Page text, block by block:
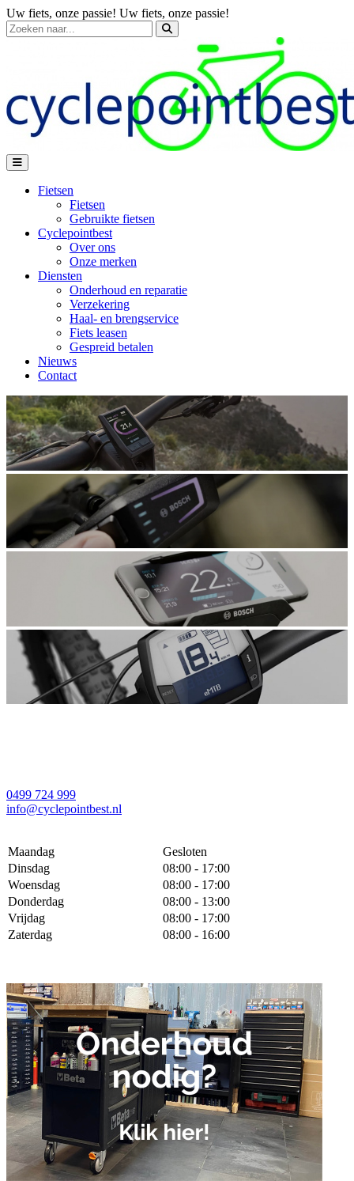
Uw fiets, onze passie! Uw fiets, onze passie!
Fietsen
Fietsen
Gebruikte fietsen
Cyclepointbest
Over ons
Onze merken
Diensten
Onderhoud en reparatie
Verzekering
Haal- en brengservice
Fiets leasen
Gespreid betalen
Nieuws
Contact
0499 724 999
info@cyclepointbest.nl
Maandag
Gesloten
Dinsdag
08:00 - 17:00
Woensdag
08:00 - 17:00
Donderdag
08:00 - 13:00
Vrijdag
08:00 - 17:00
Zaterdag
08:00 - 16:00